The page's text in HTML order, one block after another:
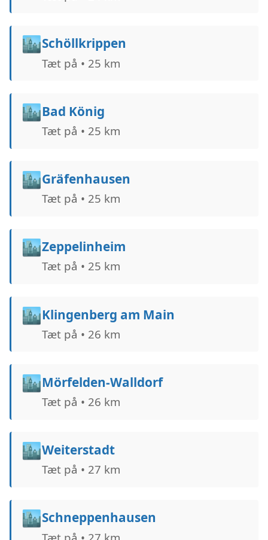
🏙️Schöllkrippen
Tæt på • 25 km
🏙️Bad König
Tæt på • 25 km
🏙️Gräfenhausen
Tæt på • 25 km
🏙️Zeppelinheim
Tæt på • 25 km
🏙️Klingenberg am Main
Tæt på • 26 km
🏙️Mörfelden-Walldorf
Tæt på • 26 km
🏙️Weiterstadt
Tæt på • 27 km
🏙️Schneppenhausen